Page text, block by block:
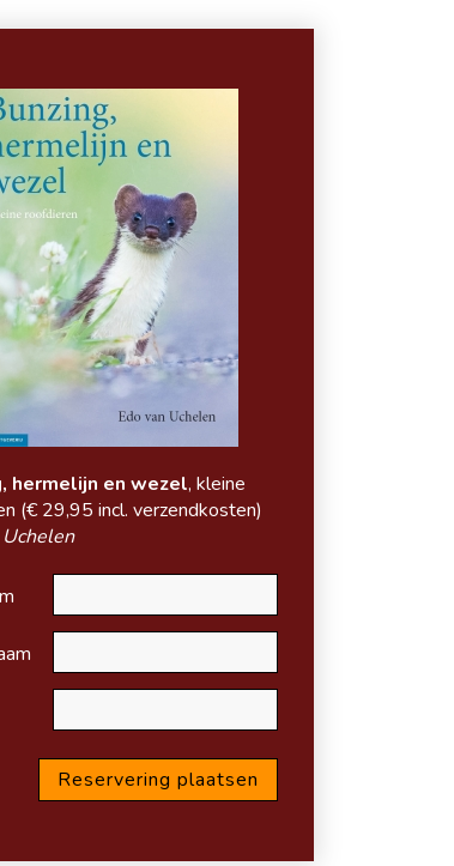
hermelijn en wezel, kleine
(€ 29,95 incl. verzendkosten)